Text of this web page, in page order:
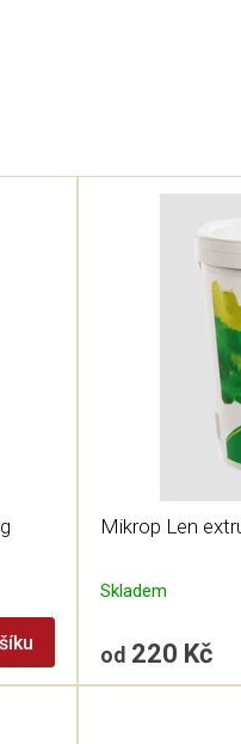
Mikrop Len
Skladem
od220 Kč